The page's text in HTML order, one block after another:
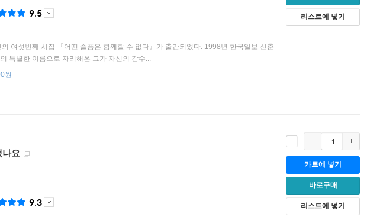
9.5
여섯번째 시집 『어떤 슬픔은 함께할 수 없다』가 출간되었다. 1998년 한국일보 신춘
특별한 이름으로 자리해온 그가 자신의 감수...
원
리스트에 넣기
나요
9.3
카트에 넣기
바로구매
리스트에 넣기